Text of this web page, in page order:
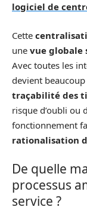
logiciel de
Cette
une vue globale
Avec toutes les
devient
traçabilité des
risque d’oubli ou
fonctionnement
rationalisation
De quelle
processus
service ?